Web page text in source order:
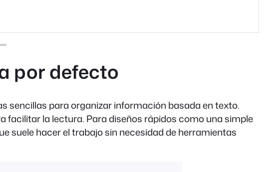
por defecto
sencillas para organizar información basada en texto.
facilitar la lectura. Para diseños rápidos como una simple
suele hacer el trabajo sin necesidad de herramientas